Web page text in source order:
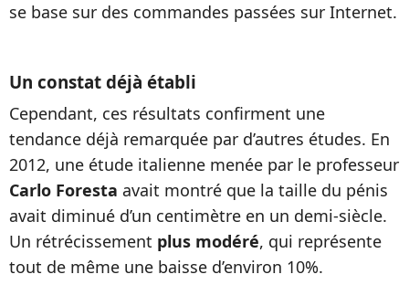
se base sur des commandes passées sur Internet.
Un constat déjà établi
Cependant, ces résultats confirment une
tendance déjà remarquée par d’autres études. En
2012, une étude italienne menée par le professeur
Carlo Foresta avait montré que la taille du pénis
avait diminué d’un centimètre en un demi-siècle.
Un rétrécissement plus modéré, qui représente
tout de même une baisse d’environ 10%.